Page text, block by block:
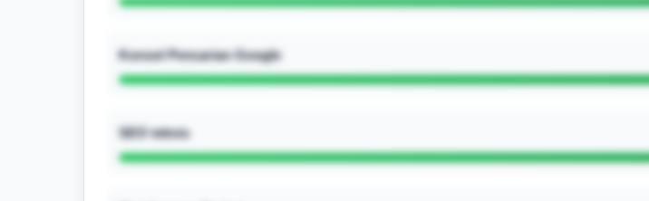
Konsol Pencarian Google
SEO teknis